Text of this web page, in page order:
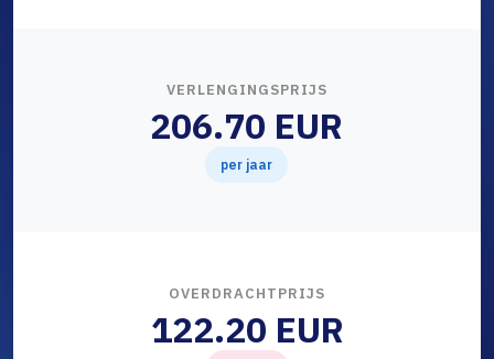
VERLENGINGSPRIJS
206.70 EUR
per jaar
OVERDRACHTPRIJS
122.20 EUR